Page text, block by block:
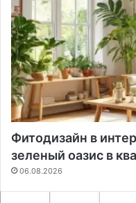
Фитодизайн в
зеленый оазис в
06.08.2026